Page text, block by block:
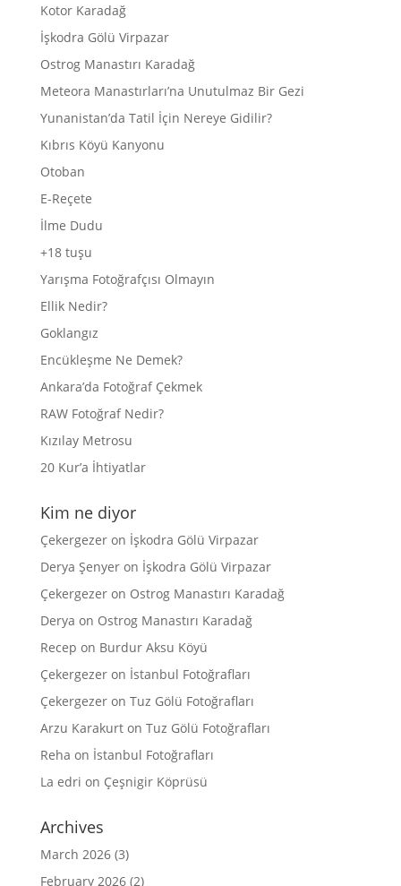
Kotor Karadağ
İşkodra Gölü Virpazar
Ostrog Manastırı Karadağ
Meteora Manastırları’na Unutulmaz Bir Gezi
Yunanistan’da Tatil İçin Nereye Gidilir?
Kıbrıs Köyü Kanyonu
Otoban
E-Reçete
İlme Dudu
+18 tuşu
Yarışma Fotoğrafçısı Olmayın
Ellik Nedir?
Goklangız
Encükleşme Ne Demek?
Ankara’da Fotoğraf Çekmek
RAW Fotoğraf Nedir?
Kızılay Metrosu
20 Kur’a İhtiyatlar
Kim ne diyor
Çekergezeron İşkodra Gölü Virpazar
Derya Şenyeron İşkodra Gölü Virpazar
Çekergezeron Ostrog Manastırı Karadağ
Derya on Ostrog Manastırı Karadağ
Recep on Burdur Aksu Köyü
Çekergezeron İstanbul Fotoğrafları
Çekergezeron Tuz Gölü Fotoğrafları
Arzu Karakurton Tuz Gölü Fotoğrafları
Reha on İstanbul Fotoğrafları
La edri on Çeşnigir Köprüsü
Archives
March 2026(3)
February 2026(2)